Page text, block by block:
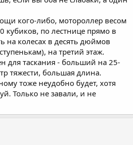
кого-либо, мотороллер весом
кубиков, по лестнице прямо в
на колесах в десять дюймов
на третий этаж.
для таскания - больший на 25-
тяжести, большая длина.
тоже неудобно будет, хотя
Только не завали, и не